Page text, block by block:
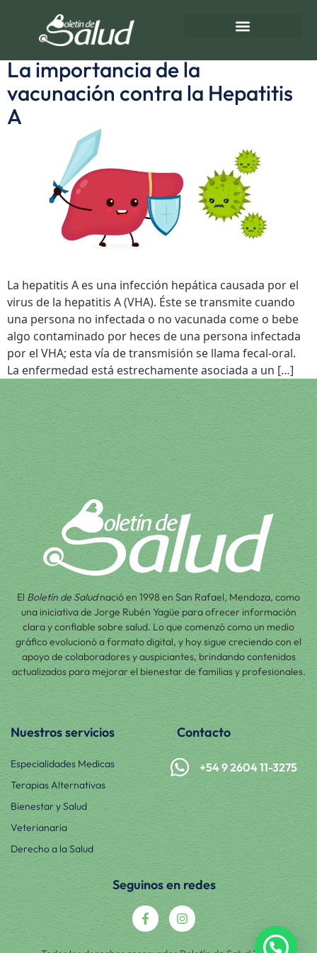
hepática
La importancia de la
vacunación contra la Hepatitis
A
La hepatitis A es una infección hepática causada por el
virus de la hepatitis A (VHA). Éste se transmite cuando
una persona no infectada o no vacunada come o bebe
algo contaminado por heces de una persona infectada
por el VHA; esta vía de transmisión se llama fecal-oral.
La enfermedad está estrechamente asociada a un […]
El Boletín de Saludnació en 1998 en San Rafael, Mendoza, como
una iniciativa de Jorge Rubén Yagüe para ofrecer información
clara y confiable sobre salud. Lo que comenzó como un medio
gráfico evolucionó a formato digital, y hoy sigue creciendo con el
apoyo de colaboradores y auspiciantes, brindando contenidos
actualizados para mejorar el bienestar de familias y profesionales.
Nuestros servicios
Especialidades Medicas
Terapias Alternativas
Bienestar y Salud
Veterianaria
Derecho a la Salud
Contacto
+54 9 2604 11-3275
Seguinos en redes